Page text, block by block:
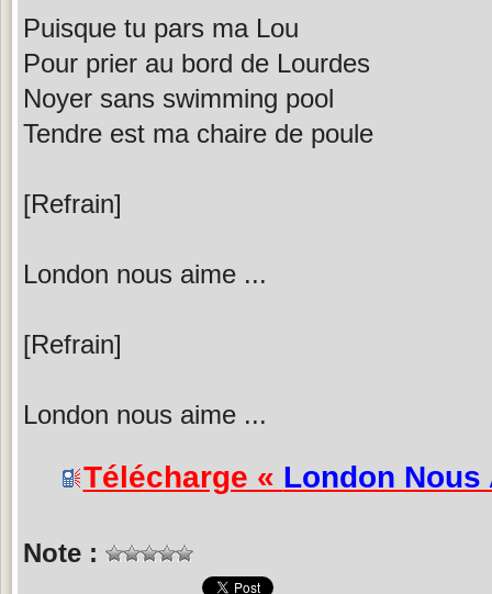
Puisque tu pars ma Lou
Pour prier au bord de Lourdes
Noyer sans swimming pool
Tendre est ma chaire de poule
[Refrain]
London nous aime ...
[Refrain]
London nous aime ...
Télécharge « London Nous
Note :